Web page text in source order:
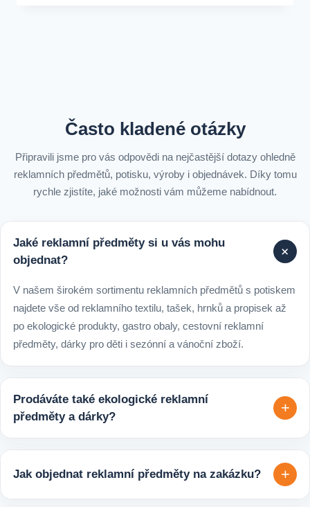
Často kladené otázky
Připravili jsme pro vás odpovědi na nejčastější dotazy ohledně
reklamních předmětů, potisku, výroby i objednávek. Díky tomu
rychle zjistíte, jaké možnosti vám můžeme nabídnout.
Jaké reklamní předměty si u vás mohu
objednat?
+
V našem širokém sortimentu reklamních předmětů s potiskem
najdete vše od reklamního textilu, tašek, hrnků a propisek až
po ekologické produkty, gastro obaly, cestovní reklamní
předměty, dárky pro děti i sezónní a vánoční zboží.
Prodáváte také ekologické reklamní
předměty a dárky?
+
reklamních předmětů. K dispozici jsou i ekologicky udržitelné
varianty, které jsou vhodné pro firmy, jež chtějí spojit svojí
propagaci s odpovědným přístupem k životnímu prostředí.
Jak objednat reklamní předměty na zakázku? +